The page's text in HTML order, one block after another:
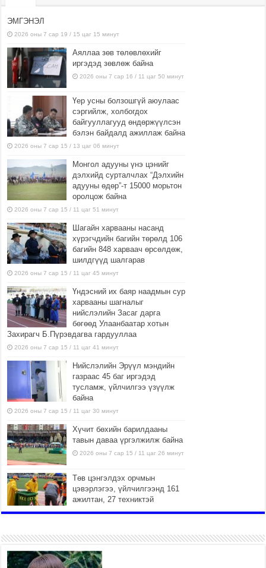
ЭМГЭНЭЛ
2026 оны 7 сар 19 / 15 цаг 15 минут
Аяллаа зөв төлөвлөхийг
иргэдэд зөвлөж байна
2026 оны 7 сар 16 / 11 цаг 50 минут
Үер усны болзошгүй аюулаас
сэргийлж, холбогдох
байгууллагууд өндөржүүлсэн
бэлэн байдалд ажиллаж байна
2026 оны 7 сар 15 / 13 цаг 06 минут
Монгол адууны үнэ цэнийг
дэлхийд сурталчлах “Дэлхийн
адууны өдөр”-т 15000 морьтон
оролцож байна
2026 оны 7 сар 15 / 11 цаг 51 минут
Шагайн харвааны насанд
хүрэгчдийн багийн төрөлд 106
багийн 848 харваач өрсөлдөж,
шилдгүүд шалгарав
2026 оны 7 сар 15 / 11 цаг 45 минут
Үндэсний их баяр наадмын сур
харвааны шагналыг
нийслэлийн Засаг дарга
бөгөөд Улаанбаатар хотын
Захирагч Б.Пүрэвдагва гардууллаа
2026 оны 7 сар 15 / 11 цаг 41 минут
Нийслэлийн Эрүүл мэндийн
газраас 45 баг иргэдэд
тусламж, үйлчилгээ үзүүлж
байна
2026 оны 7 сар 15 / 11 цаг 30 минут
Хүчит бөхийн барилдааны
тавын даваа үргэлжилж байна
2026 оны 7 сар 15 / 11 цаг 26 минут
Төв цэнгэлдэх орчмын
цэвэрлэгээ, үйлчилгээнд 161
ажилтан, 27 техниктэй
ажиллаж байна
Наадмын амралтын өдрүүдэд
нийслэлийн эрүүл мэндийн
байгууллагууд дараах